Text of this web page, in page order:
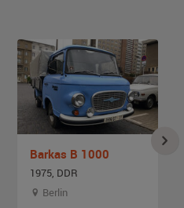
Barkas B 1000
1975, DDR
Berlin